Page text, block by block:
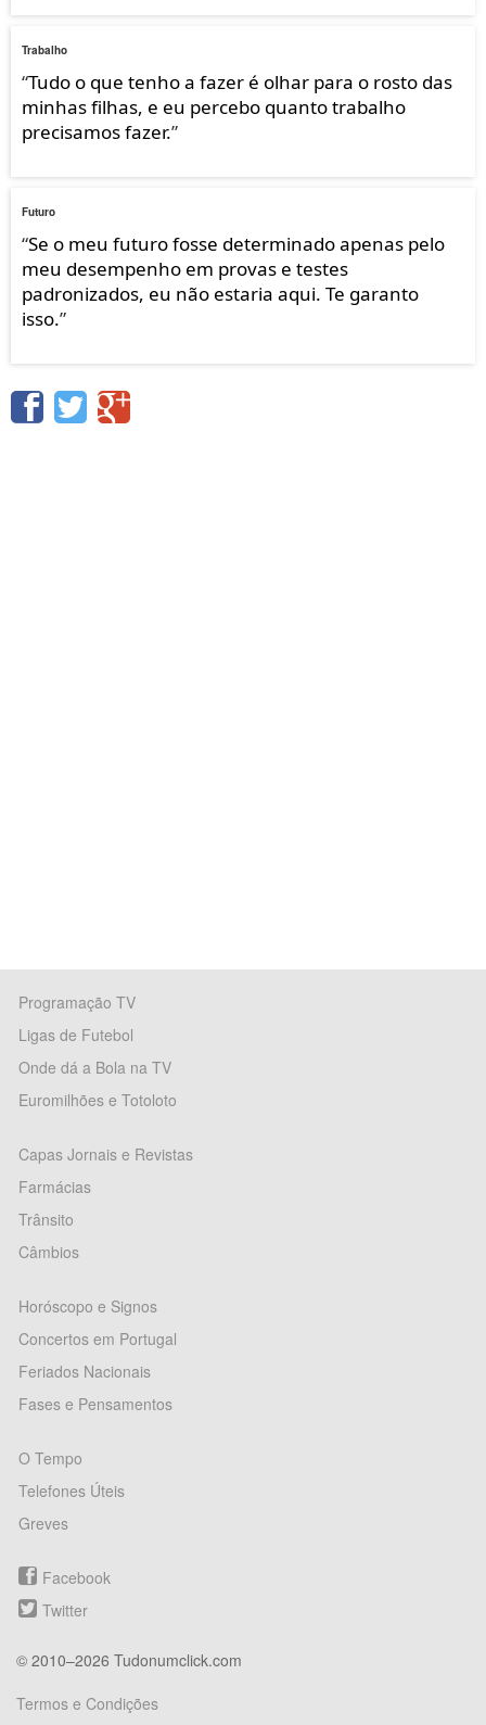
Trabalho
“Tudo o que tenho a fazer é olhar para o rosto das
minhas filhas, e eu percebo quanto trabalho
precisamos fazer.”
Futuro
“Se o meu futuro fosse determinado apenas pelo
meu desempenho em provas e testes
padronizados, eu não estaria aqui. Te garanto
isso.”
Programação TV
Ligas de Futebol
Onde dá a Bola na TV
Euromilhões e Totoloto
Capas Jornais e Revistas
Farmácias
Trânsito
Câmbios
Horóscopo e Signos
Concertos em Portugal
Feriados Nacionais
Fases e Pensamentos
O Tempo
Telefones Úteis
Greves
Facebook
Twitter
© 2010–2026 Tudonumclick.com
Termos e Condições